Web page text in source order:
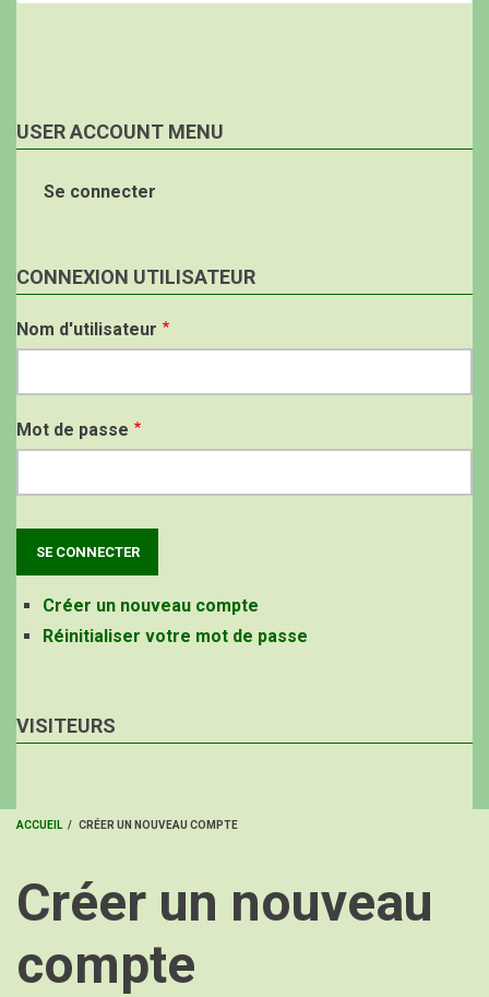
USER ACCOUNT MENU
Se connecter
CONNEXION UTILISATEUR
Nom d'utilisateur
Mot de passe
Créer un nouveau compte
Réinitialiser votre mot de passe
VISITEURS
D'ARIANE
ACCUEIL / CRÉER UN NOUVEAU COMPTE
Créer un nouveau
compte